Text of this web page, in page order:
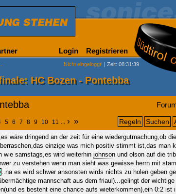
Login Registrieren
Nicht eingeloggt! | Zeit: 08:31:39
HC Bozen - Pontebba
5 6 7 8 9 10 11 ... › » Regeln Suchen
wäre dringend an der zeit für eine wiedergutmachung,ob
einzige was mich positiv stimmt ist,das man
wie samstags,es wird weiterhin johnson und olson auf die
zu verstehen wenn man sieht was gewisse herrn mit
..na es wird schwer ansonsten wirds nichts zu holen geben
mannschaft aus dem friaul)...gelingt der
es besteht eine chance aufs wieterkommen),ein 0:2 ist